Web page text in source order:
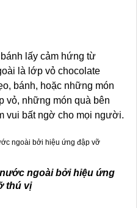
lấy cảm hứng từ
là lớp vỏ chocolate
bánh, hoặc những món
vỏ, những món quà bên
vui bất ngờ cho mọi người.
ngoài bởi hiệu ứng
thú vị